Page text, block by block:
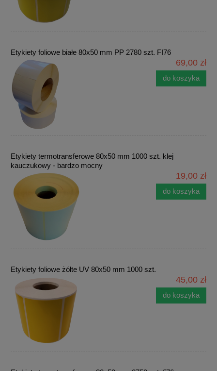
Etykiety foliowe białe 80x50 mm PP 2780 szt. FI76
69,00 zł
do koszyka
Etykiety termotransferowe 80x50 mm 1000 szt. klej
kauczukowy - bardzo mocny
19,00 zł
do koszyka
Etykiety foliowe żółte UV 80x50 mm 1000 szt.
45,00 zł
do koszyka